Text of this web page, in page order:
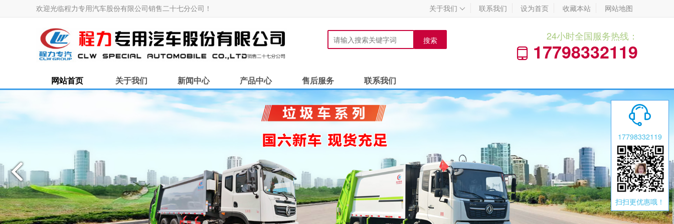
欢迎光临程力专用汽车股份有限公司销售二十七分公司！ 关于我们  联系我们 设为首页 收藏本站 网站地图
搜索
24小时全国服务热线：
 17798332119
网站首页 关于我们 新闻中心 产品中心 售后服务 联系我们

17798332119
扫扫更优惠哦！